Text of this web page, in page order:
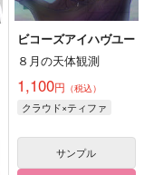
ビコーズアイハヴユー
８月の天体観測
1,100円 （税込）
クラウド×ティファ
サンプル